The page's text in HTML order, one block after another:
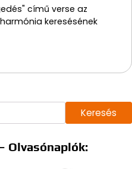
című verse az
keresésének
Keresés
Olvasónaplók: